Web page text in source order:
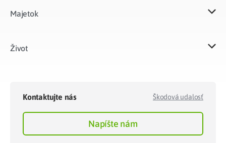
Majetok​
Život​
Kontaktujte nás Škodová udalosť
Napíšte nám